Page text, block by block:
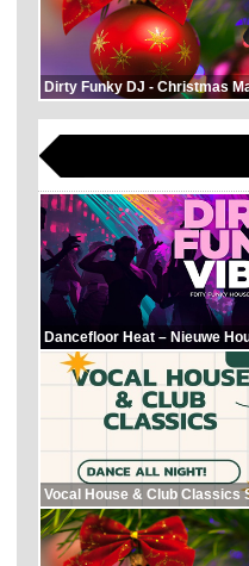
Dirty Funky DJ - Christmas
Dancefloor Heat – Nieuwe
Vocal House & Club Classics